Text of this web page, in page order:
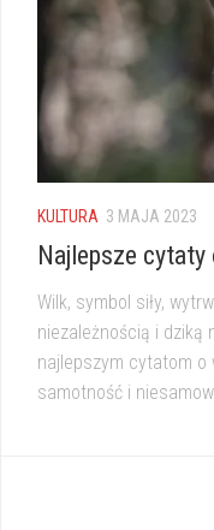
KULTURA 3 MAJA 2023
Najlepsze cytaty
Wilk, symbol siły,
niezależnością i dziką
najlepszym cytatom o
samotność i